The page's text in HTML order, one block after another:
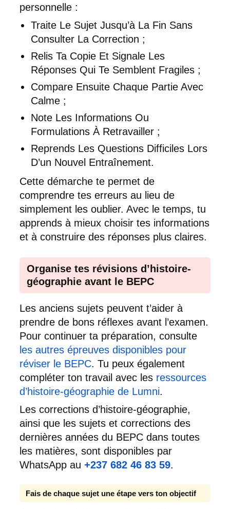
personnelle :
Traite Le Sujet Jusqu’à La Fin Sans
Consulter La Correction ;
Relis Ta Copie Et Signale Les
Réponses Qui Te Semblent Fragiles ;
Compare Ensuite Chaque Partie Avec
Calme ;
Note Les Informations Ou
Formulations À Retravailler ;
Reprends Les Questions Difficiles Lors
D’un Nouvel Entraînement.
Cette démarche te permet de
comprendre tes erreurs au lieu de
simplement les oublier. Avec le temps, tu
apprends à mieux choisir tes informations
et à construire des réponses plus claires.
Organise tes révisions d’histoire-
géographie avant le BEPC
Les anciens sujets peuvent t’aider à
prendre de bons réflexes avant l’examen.
Pour continuer ta préparation, consulte
les autres épreuves disponibles pour
réviser le BEPC. Tu peux également
compléter ton travail avec les ressources
d’histoire-géographie de Lumni.
Les corrections d’histoire-géographie,
ainsi que les sujets et corrections des
dernières années du BEPC dans toutes
les matières, sont disponibles par
WhatsApp au +237 682 46 83 59.
Fais de chaque sujet une étape vers ton objectif